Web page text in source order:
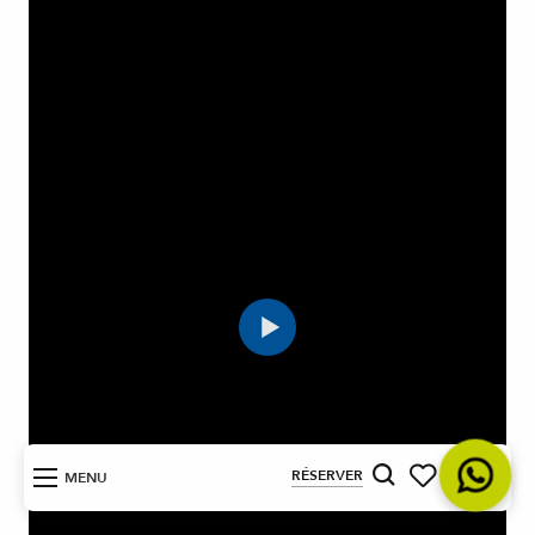
MENU RÉSERVER
Voir les favoris
Recherche
FR